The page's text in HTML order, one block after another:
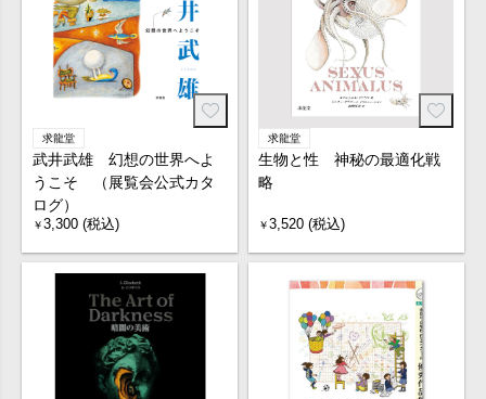
求龍堂
武井武雄 幻想の世界へよ
うこそ （展覧会公式カタ
ログ）
￥3,300 (税込)
求龍堂
生物と性 神秘の最適化戦
略
￥3,520 (税込)